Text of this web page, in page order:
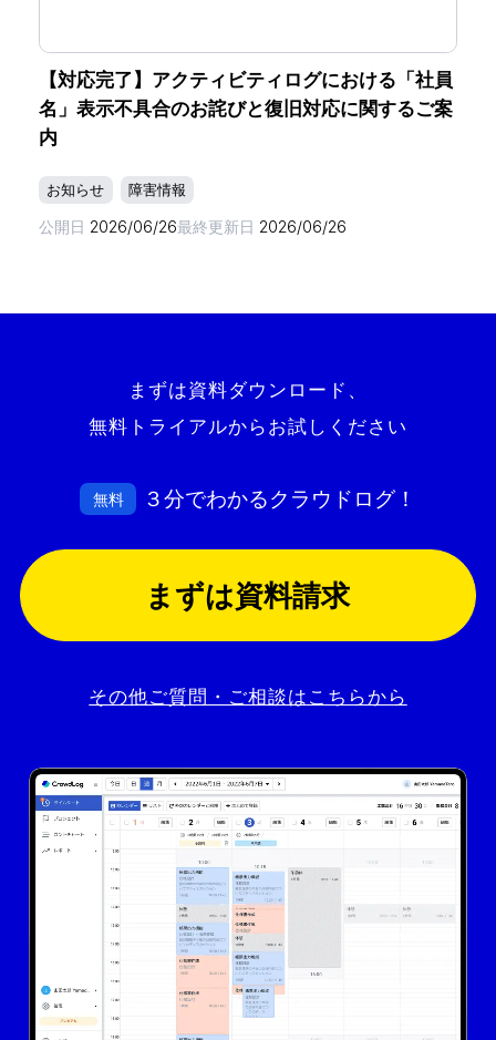
【対応完了】アクティビティログにおける「社員
名」表示不具合のお詫びと復旧対応に関するご案
内
お知らせ 障害情報
公開日 2026/06/26最終更新日 2026/06/26
まずは資料ダウンロード、
無料トライアルからお試しください
無料 ３分でわかるクラウドログ！
まずは資料請求
その他ご質問・ご相談はこちらから